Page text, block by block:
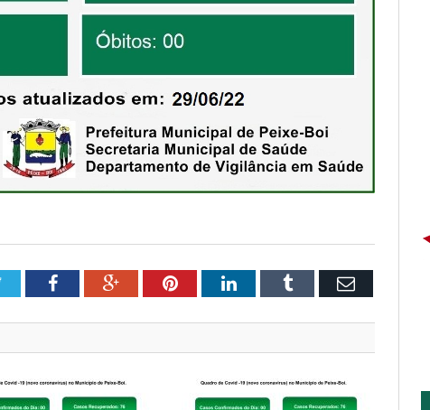
TwitterFacebookGoogle+PinterestLinkedInTumblr Email